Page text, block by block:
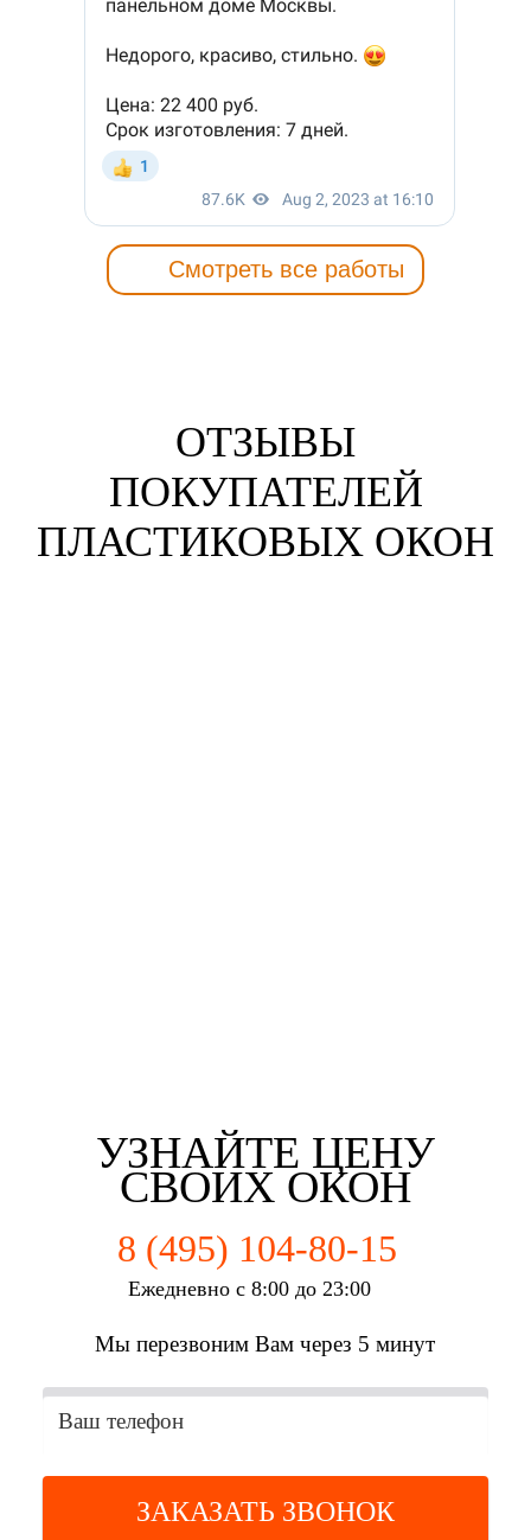
Смотреть все работы
ОТЗЫВЫ
ПОКУПАТЕЛЕЙ
ПЛАСТИКОВЫХ ОКОН
УЗНАЙТЕ ЦЕНУ
СВОИХ ОКОН
8 (495) 104-80-15
Ежедневно с 8:00 до 23:00
Мы перезвоним Вам через 5 минут
ЗАКАЗАТЬ ЗВОНОК